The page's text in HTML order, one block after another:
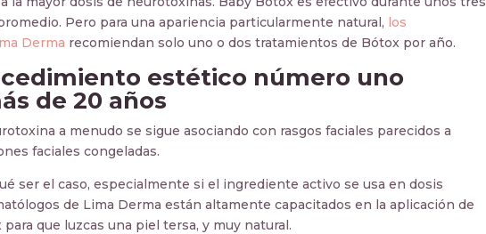
Pero para una apariencia particularmente natural, los
Derma recomiendan solo uno o dos tratamientos de Bótox por año.
estético número uno
de 20 años
a menudo se sigue asociando con rasgos faciales parecidos a
faciales congeladas.
ser el caso, especialmente si el ingrediente activo se usa en dosis
de Lima Derma están altamente capacitados en la aplicación de
que luzcas una piel tersa, y muy natural.